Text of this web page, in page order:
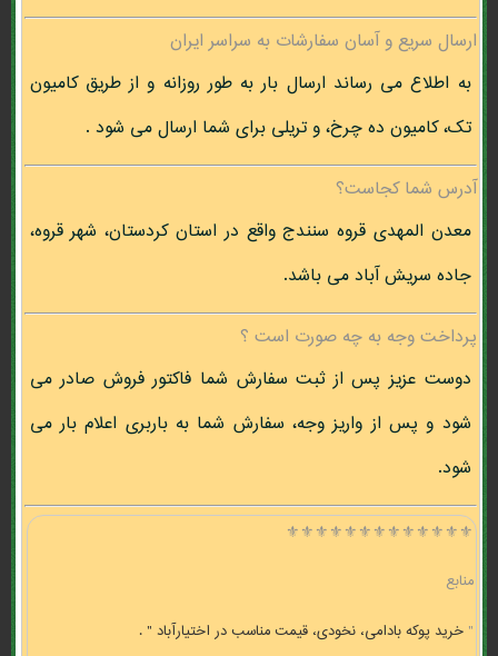
ارسال سریع و آسان سفارشات به سراسر ایران
به اطلاع می رساند ارسال بار به طور روزانه و از طریق کامیون
تک، کامیون ده چرخ، و تریلی برای شما ارسال می شود .
آدرس شما کجاست؟
معدن المهدی قروه سنندج واقع در استان کردستان، شهر قروه،
جاده سریش آباد می باشد.
پرداخت وجه به چه صورت است ؟
دوست عزیز پس از ثبت سفارش شما فاکتور فروش صادر می
شود و پس از واریز وجه، سفارش شما به باربری اعلام بار می
شود.
⚜️⚜️⚜️⚜️⚜️⚜️⚜️⚜️⚜️⚜️⚜️⚜️⚜️
منابع
" خرید پوکه بادامی، نخودی، قیمت مناسب در اختيارآباد " .